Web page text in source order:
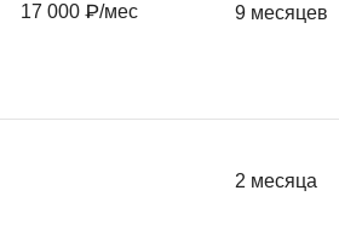
17 000 ₽/мес 9 месяцев
2 месяца